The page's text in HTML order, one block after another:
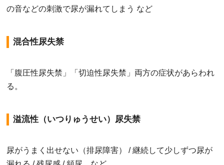
の音などの刺激で尿が漏れてしまう など
混合性尿失禁
「腹圧性尿失禁」「切迫性尿失禁」両方の症状があらわれ
る。
溢流性（いつりゅうせい）尿失禁
尿がうまく出せない（排尿障害） / 継続して少しずつ尿が